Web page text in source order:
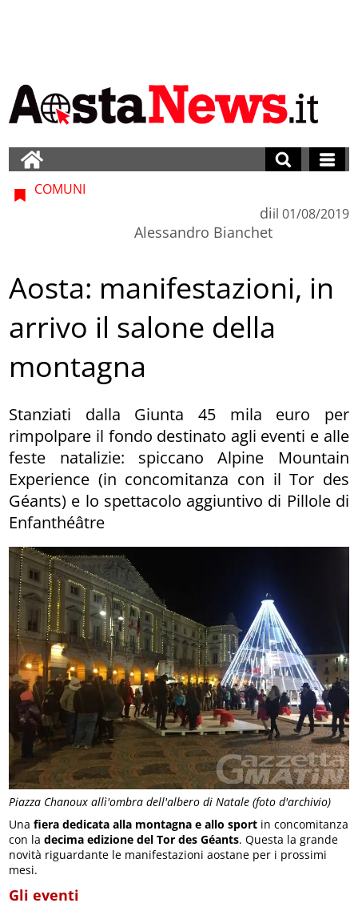
Piazza Chanoux allì'ombra dell'albero di Natale (foto d'archivio)
COMUNI
di
Alessandro Bianchet
il 01/08/2019
Aosta: manifestazioni, in
arrivo il salone della
montagna
Stanziati dalla Giunta 45 mila euro per
rimpolpare il fondo destinato agli eventi e alle
feste natalizie: spiccano Alpine Mountain
Experience (in concomitanza con il Tor des
Géants) e lo spettacolo aggiuntivo di Pillole di
Enfanthéâtre
Unafiera dedicata alla montagna e allo sport in concomitanza
con ladecima edizione del Tor des Géants. Questa la grande
novità riguardante le manifestazioni aostane per i prossimi
mesi.
Gli eventi